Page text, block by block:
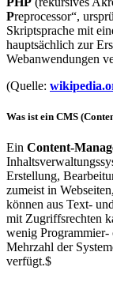
Preprocessor“,
Skriptsprache mit
hauptsächlich zur
Webanwendungen
(Quelle:
Was ist ein CMS
Ein Content-
Erstellung,
zumeist in
können aus Text-
mit Zugriffsrechten
wenig
Mehrzahl der
verfügt.$